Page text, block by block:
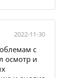
2022-11-30
с
осмотр и